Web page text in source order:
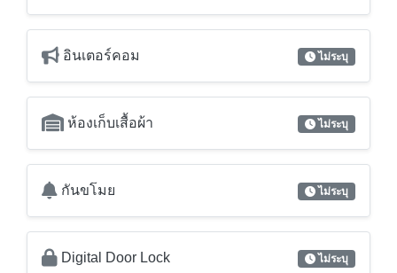
อินเตอร์คอม ไม่ระบุ
ห้องเก็บเสื้อผ้า ไม่ระบุ
กันขโมย ไม่ระบุ
Digital Door Lock ไม่ระบุ